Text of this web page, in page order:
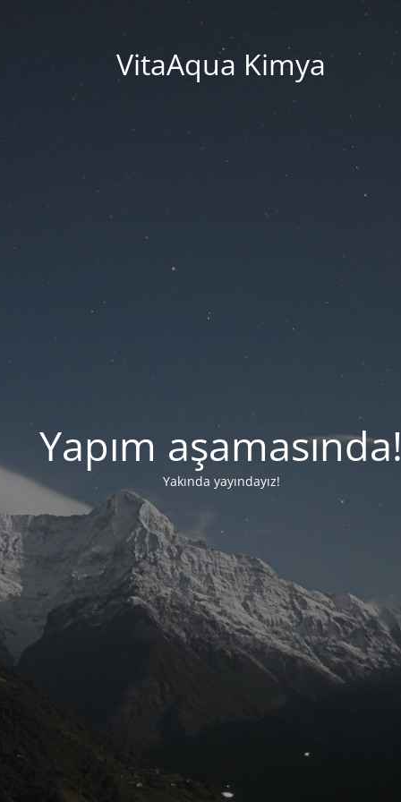
VitaAqua Kimya
Yapım aşamasında!
Yakında yayındayız!